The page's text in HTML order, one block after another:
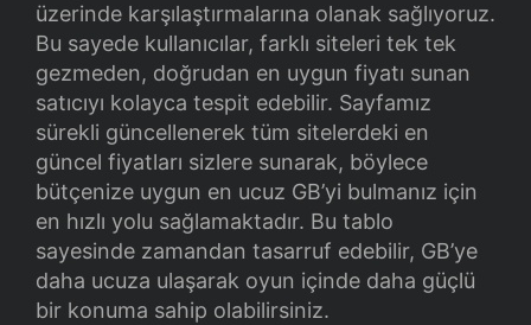
üzerinde karşılaştırmalarına olanak sağlıyoruz.
Bu sayede kullanıcılar, farklı siteleri tek tek
gezmeden, doğrudan en uygun fiyatı sunan
satıcıyı kolayca tespit edebilir. Sayfamız
sürekli güncellenerek tüm sitelerdeki en
güncel fiyatları sizlere sunarak, böylece
bütçenize uygun en ucuz GB’yi bulmanız için
en hızlı yolu sağlamaktadır. Bu tablo
sayesinde zamandan tasarruf edebilir, GB’ye
daha ucuza ulaşarak oyun içinde daha güçlü
bir konuma sahip olabilirsiniz.